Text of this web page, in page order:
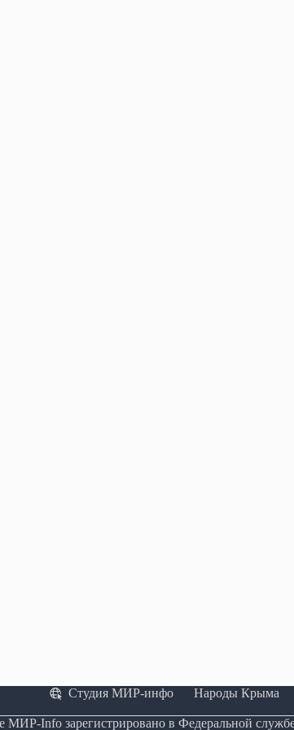
Студия МИР-инфо Народы Крыма
МИР-Info зарегистрировано в Федеральной